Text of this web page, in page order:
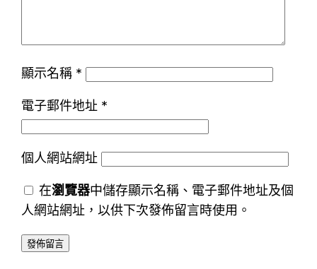
顯示名稱 *
電子郵件地址 *
個人網站網址
在瀏覽器中儲存顯示名稱、電子郵件地址及個
人網站網址，以供下次發佈留言時使用。